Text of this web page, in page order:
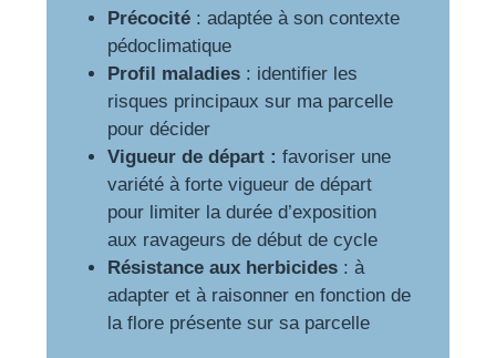
Précocité: adaptée à son contexte
pédoclimatique
Profil maladies: identifier les
risques principaux sur ma parcelle
pour décider
Vigueur de départ : favoriser une
variété à forte vigueur de départ
pour limiter la durée d’exposition
aux ravageurs de début de cycle
Résistance aux herbicides: à
adapter et à raisonner en fonction de
la flore présente sur sa parcelle